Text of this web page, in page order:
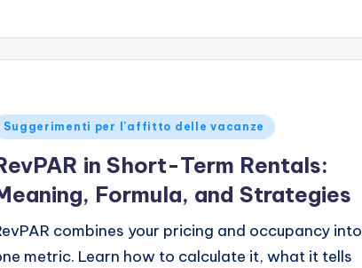
Suggerimenti per l'affitto delle vacanze
in Short-Term Rentals:
Formula, and Strategies
combines your pricing and occupancy into
metric. Learn how to calculate it, what it tells